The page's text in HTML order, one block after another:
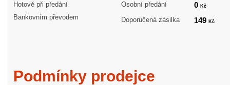
Hotově při předání
Bankovním převodem
Osobní předání
0 Kč
Doporučená zásilka 149 Kč
Podmínky prodejce